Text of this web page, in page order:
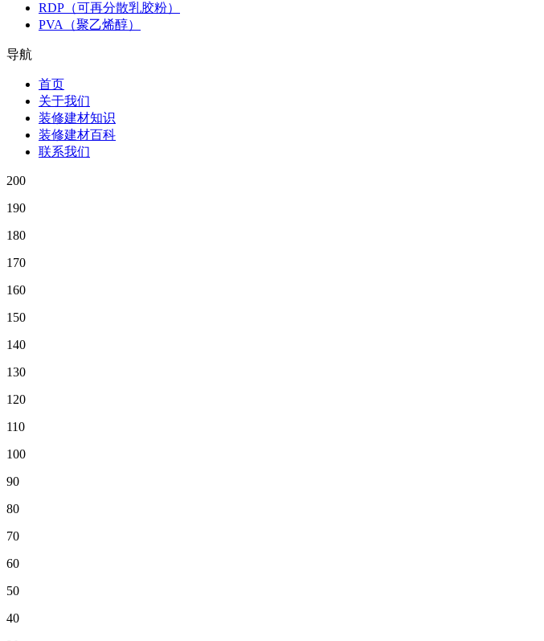
RDP（可再分散乳胶粉）
PVA（聚乙烯醇）
导航
首页
关于我们
装修建材知识
装修建材百科
联系我们
200
190
180
170
160
150
140
130
120
110
100
90
80
70
60
50
40